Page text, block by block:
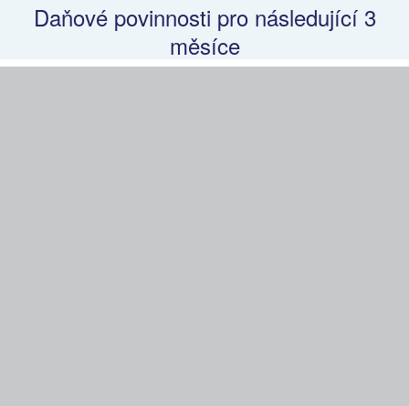
Daňové povinnosti pro následující 3
měsíce